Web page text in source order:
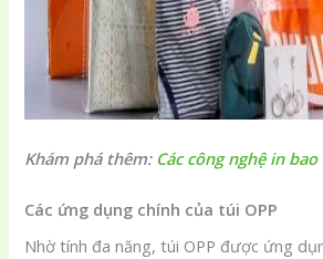
Khám phá thêm: Các công nghệ in
Các ứng dụng chính của túi OPP
Nhờ tính đa năng, túi OPP được ứng